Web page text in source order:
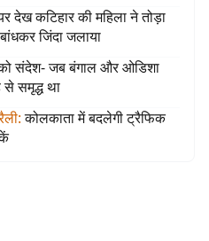
देख कटिहार की महिला ने तोड़ा
जिंदा जलाया
को संदेश- जब बंगाल और ओडिशा
से समृद्ध था
: कोलकाता में बदलेगी ट्रैफिक